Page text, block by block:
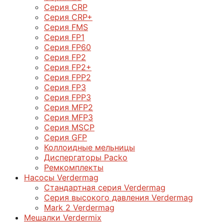
Серия CRP
Серия CRP+
Серия FMS
Серия FP1
Серия FP60
Серия FP2
Серия FP2+
Серия FPP2
Серия FP3
Серия FPP3
Серия МFP2
Серия МFP3
Серия MSCP
Серия GFP
Коллоидные мельницы
Диспергаторы Packo
Ремкомплекты
Насосы Verdermag
Стандартная серия Verdermag
Серия высокого давления Verdermag
Mark 2 Verdermag
Мешалки Verdermix